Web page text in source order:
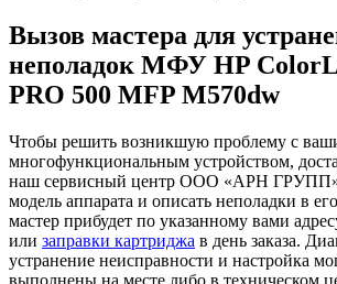
Вызов мастера для
неполадок МФУ HP
PRO 500 MFP M570dw
Чтобы решить возникшую проблему с
многофункциональным устройством,
наш сервисный центр ООО «АРН ГРУПП»,
модель аппарата и описать неполадки в
мастер прибудет по указанному вами
или заправки картриджа в день заказа.
устранение неисправности и настройка